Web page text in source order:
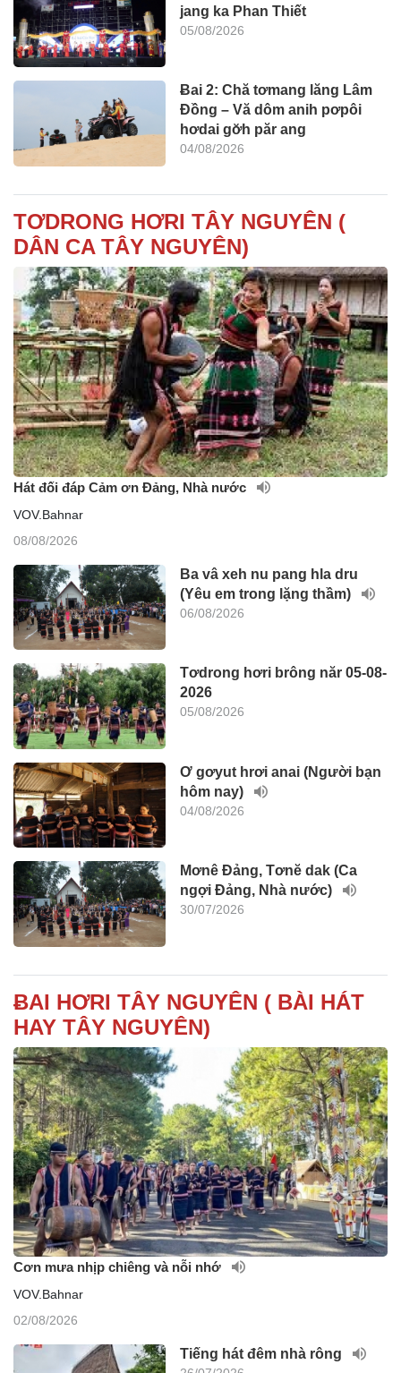
jang ka Phan Thiết
05/08/2026
Ƀai 2: Chă tơmang lăng Lâm
Đồng – Vă dôm anih pơpôi
hơdai gơ̆h păr ang
04/08/2026
TƠDRONG HƠRI TÂY NGUYÊN (
DÂN CA TÂY NGUYÊN)
Hát đối đáp Cảm ơn Đảng, Nhà nước
VOV.Bahnar
08/08/2026
Ba vâ xeh nu pang hla dru
(Yêu em trong lặng thầm)
06/08/2026
Tơdrong hơri brông năr 05-08-
2026
05/08/2026
Ơ gơyut hrơi anai (Người bạn
hôm nay)
04/08/2026
Mơnê Đảng, Tơnĕ dak (Ca
ngợi Đảng, Nhà nước)
30/07/2026
ɃAI HƠRI TÂY NGUYÊN ( BÀI HÁT
HAY TÂY NGUYÊN)
Cơn mưa nhịp chiêng và nỗi nhớ
VOV.Bahnar
02/08/2026
Tiếng hát đêm nhà rông